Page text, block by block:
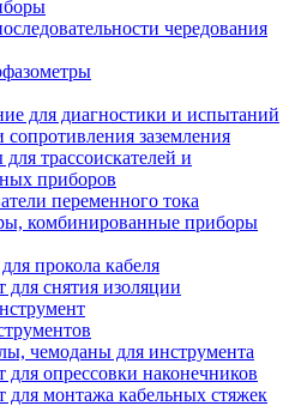
чередования
для диагностики и испытаний
сопротивления заземления
трассоискателей и
приборов
переменного тока
комбинированные приборы
прокола кабеля
для снятия изоляции
чемоданы для инструмента
для опрессовки наконечников
для монтажа кабельных стяжек